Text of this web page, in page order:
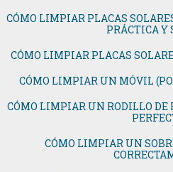
CÓMO LIMPIAR PLACAS
PRÁCTICA Y
CÓMO LIMPIAR PLACAS
CÓMO LIMPIAR UN MÓVIL
CÓMO LIMPIAR UN RODILLO DE
CÓMO LIMPIAR UN